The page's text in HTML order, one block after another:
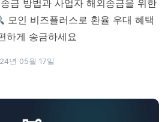
금 방법과 사업자 해외송금을 위한
모인 비즈플러스로 환율 우대 혜택
하게 송금하세요
년 05월 17일